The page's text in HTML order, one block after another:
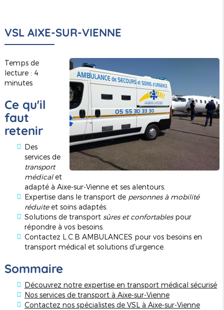
VSL AIXE-SUR-VIENNE
Temps de
lecture : 4
minutes
Ce qu'il
faut
retenir
Des
services de
transport
médicalet
adapté à Aixe-sur-Vienne et ses alentours.
Expertise dans le transport de personnes à mobilité
réduiteet soins adaptés.
Solutions de transport sûres et confortablespour
répondre à vos besoins.
Contactez L.C.B AMBULANCES pour vos besoins en
transport médical et solutions d'urgence.
Sommaire
Découvrez notre expertise en transport médical sécurisé
Nos services de transport à Aixe-sur-Vienne
Contactez nos spécialistes de VSL à Aixe-sur-Vienne